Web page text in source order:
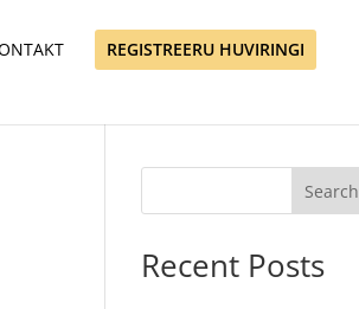
REGISTREERU HUVIRINGI
Search
Recent Posts